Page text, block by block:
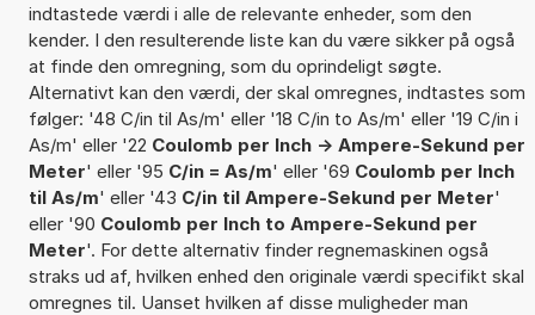
indtastede værdi i alle de relevante enheder, som den
kender. I den resulterende liste kan du være sikker på også
at finde den omregning, som du oprindeligt søgte.
Alternativt kan den værdi, der skal omregnes, indtastes som
følger: '48 C/in til As/m' eller '18 C/in to As/m' eller '19 C/in i
As/m' eller '22 Coulomb per Inch -> Ampere-Sekund per
Meter' eller '95 C/in = As/m' eller '69 Coulomb per Inch
til As/m' eller '43 C/in til Ampere-Sekund per Meter'
eller '90 Coulomb per Inch to Ampere-Sekund per
Meter'. For dette alternativ finder regnemaskinen også
straks ud af, hvilken enhed den originale værdi specifikt skal
omregnes til. Uanset hvilken af disse muligheder man